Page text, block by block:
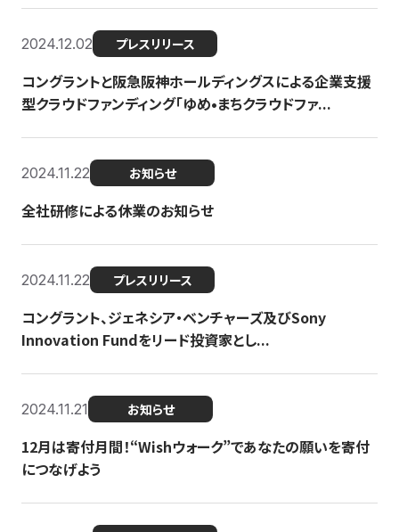
2024.12.02 プレスリリース
コングラントと阪急阪神ホールディングスによる企業支援
型クラウドファンディング「ゆめ•まちクラウドファ...
2024.11.22 お知らせ
全社研修による休業のお知らせ
2024.11.22 プレスリリース
コングラント、ジェネシア・ベンチャーズ及びSony
Innovation Fundをリード投資家とし...
2024.11.21 お知らせ
12月は寄付月間！“Wishウォーク”であなたの願いを寄付
につなげよう